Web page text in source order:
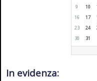
9
10
16
17
23
24
30
31
In evidenza: